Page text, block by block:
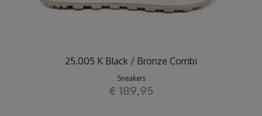
25.005 K Black / Bronze Combi
Sneakers
€ 189,95